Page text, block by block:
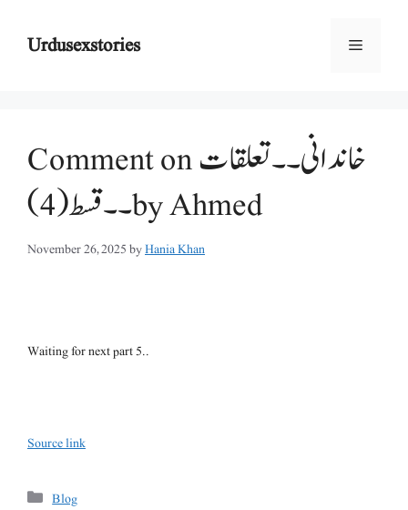
contentUrdusexstories Menu
Comment on خاندانی ۔۔تعلقات
۔۔قسط (4) by Ahmed
November 26, 2025byHania Khan
Waiting for next part 5..
Source link
Categories
Blog